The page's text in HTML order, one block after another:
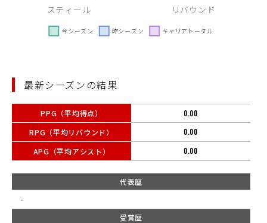
最新シーズンの結果
PPG（平均得点）
RPG（平均リバウンド）
APG（平均アシスト）
0.00
0.00
0.00
代表歴
-
受賞歴